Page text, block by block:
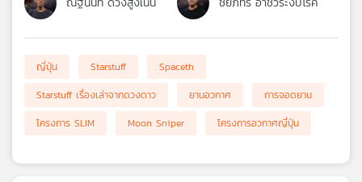
ญี่ปุ่น Starstuff
Spaceth
Starstuff เรื่องเล่าจากดวงดาว
ยานอวกาศ
การจอดยาน
โครงการ SLIM
Moon Sniper โครงการอวกาศญี่ปุ่น